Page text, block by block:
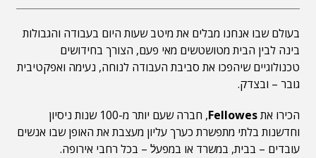
בעולם שבו אנחנו מבלים את מיטב שעות היום בעבודה והגבולות
בינה לבין הבית מטושטשים מאי פעם, הצורך בחידושים
טכנולוגיים שיהפכו את סביבת העבודה לנוחה, נעימה ואפקטיבית
גובר – ובצדק.
הכירו אתFellowes
, חברה שעם יותר מ-100 שנות ניסיון
וחדשנות בלתי מתפשרת כערך עליון מעצבת את האופן שבו אנשים
עובדים – בבית, במשרד או במפעלֿ – בכל רחבי אירופה.